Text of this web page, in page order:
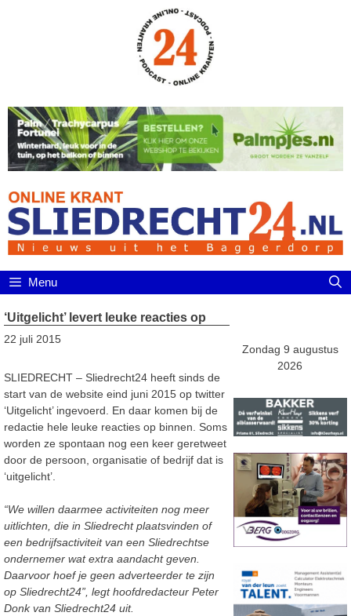
Menu
‘Uitgelicht’ levert leuke reacties op
22 juli 2015
SLIEDRECHT – Sliedrecht24 heeft sinds de
start van de website eind juni 2015 op twitter
‘Uitgelicht’ ingevoerd. En daar komen bij de
redactie hele leuke reacties op binnen. Soms
worden ze spontaan nog een keer geretweet
door de persoon, organisatie of bedrijf dat is
‘uitgelicht’.
“We willen daarmee activiteiten nog meer
uitlichten, die in Sliedrecht plaatsvinden of
een bedrijfsactiviteit van een Sliedrechtse
ondernemer wat extra aandacht geven.
Daarvoor hoef je geen adverteerder te zijn
op Sliedrecht24”, legt hoofdredacteur Peter
Donk van Sliedrecht24 uit.
Zondag 9 augustus
2026